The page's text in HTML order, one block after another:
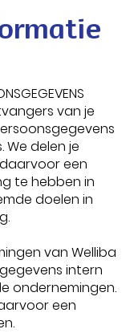
van je
We delen je
een
te hebben in
doelen in
van Welliba
intern
ondernemingen.
een